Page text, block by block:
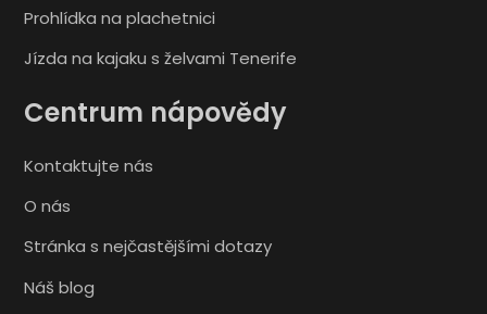
Prohlídka na plachetnici
Jízda na kajaku s želvami Tenerife
Centrum nápovědy
Kontaktujte nás
O nás
Stránka s nejčastějšími dotazy
Náš blog